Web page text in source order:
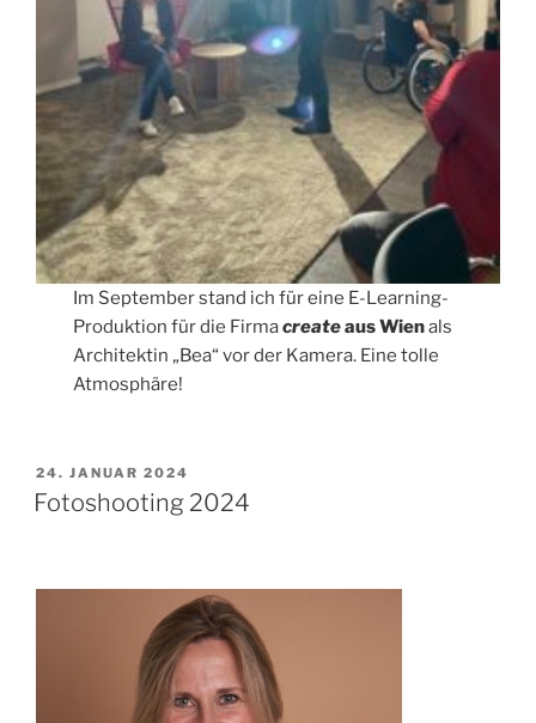
Im September stand ich für eine E-Learning-
Produktion für die Firmacreateaus Wienals
Architektin „Bea“ vor der Kamera. Eine tolle
Atmosphäre!
VERÖFFENTLICHT
AM
24. JANUAR 2024
Fotoshooting 2024